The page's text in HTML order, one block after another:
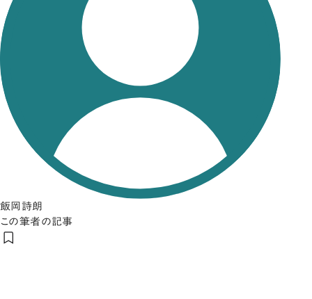
飯岡詩朗
この筆者の記事